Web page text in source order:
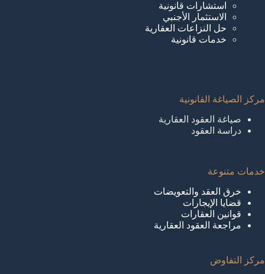
استشارات قانونية
الاستثمار الأجنبي
حل النزاعات العقارية
خدمات قانونية
مركز الصياغة القانونية
صياغة العقود العقارية
دراسة العقود
خدمات متنوعة
خرق العقد والتعويضات
قضايا الإيجارات
قوانين العقارات
مراجعة العقود العقارية
مركز التفاوض